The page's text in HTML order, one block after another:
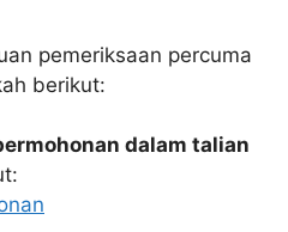
pemeriksaan percuma
berikut:
dalam talian